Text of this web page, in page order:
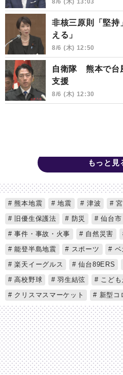
非核三原則「堅持
える」
8/6 (木) 12:50
自衛隊 熊本で台
支援
8/6 (木) 12:30
もっと見
熊本地震 地震 津波 宮
旧優生保護法
防災 仙台市
事件・事故・火事
自然災害
能登半島地震
スポーツ
ベ
楽天イーグルス
仙台89ERS
高校野球
羽生結弦
こども
クリスマスマーケット
新型コ